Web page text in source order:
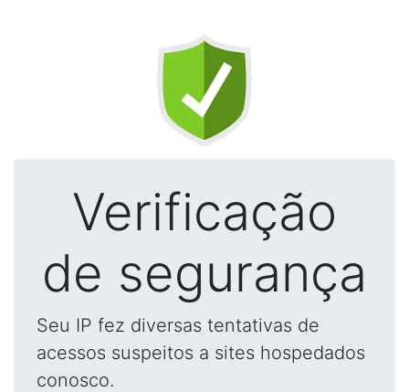
Verificação
de segurança
Seu IP fez diversas tentativas de
acessos suspeitos a sites hospedados
conosco.